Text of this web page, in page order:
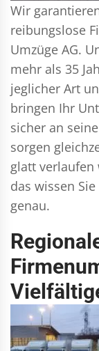
Wir
reibungslose
Umzüge AG.
mehr als 35
jeglicher Art
bringen Ihr
sicher an
sorgen
glatt verlaufen
das wissen
genau.